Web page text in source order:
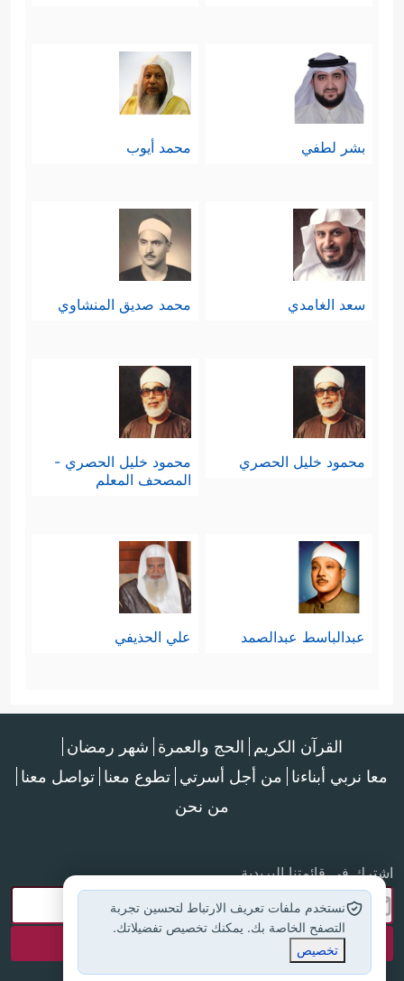
بشر لطفي محمد أيوب
سعد الغامدي محمد صديق المنشاوي
محمود خليل الحصري
محمود خليل الحصري -
المصحف المعلم
عبدالباسط عبدالصمد علي الحذيفي
القرآن الكريم الحج والعمرة شهر رمضان
معا نربي أبناءنا من أجل أسرتي تطوع معنا تواصل معنا
من نحن
اشترك في قائمتنا البريدية
نستخدم ملفات تعريف الارتباط لتحسين تجربة
التصفح الخاصة بك. يمكنك تخصيص تفضيلاتك.
تخصيص